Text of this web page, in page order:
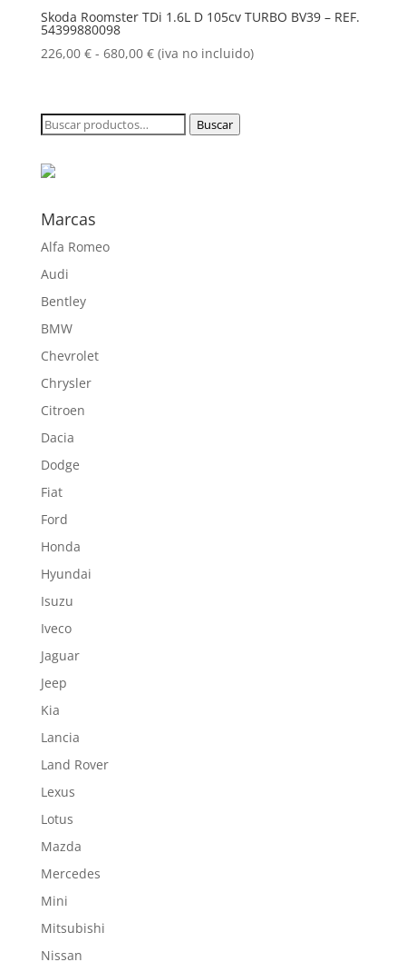
226,00 €
680,00 €
Skoda Roomster TDi 1.6L D 105cv TURBO BV39 – REF.
54399880098
226,00 € - 680,00 €Rango
desde
226,00 €
(iva no incluido)
Buscar
Buscar
Marcas
Alfa Romeo
Audi
Bentley
BMW
Chevrolet
Chrysler
Citroen
Dacia
Dodge
Fiat
Ford
Honda
Hyundai
Isuzu
Iveco
Jaguar
Jeep
Kia
Lancia
Land Rover
Lexus
Lotus
Mazda
Mercedes
Mini
Mitsubishi
Nissan